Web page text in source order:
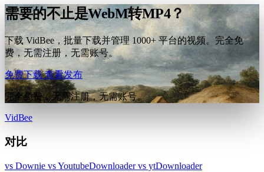
需要的不止是WebM转MP4？
下载 VidBee，批量下载并管理 1000+ 平台的视频。完全免
费，无需注册，无需账号。
免费下载查看发布
完全免费，无需注册，无需账号。
VidBee
对比
vs Downie vs YoutubeDownloadervs ytDownloader